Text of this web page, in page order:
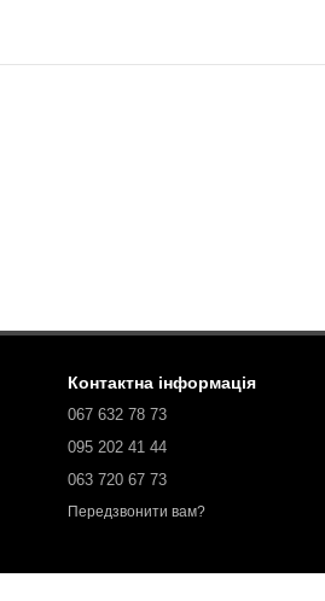
Контактна інформація
067 632 78 73
095 202 41 44
063 720 67 73
Передзвонити вам?